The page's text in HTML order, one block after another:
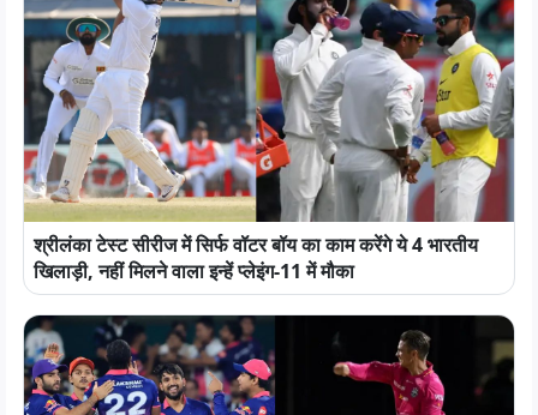
श्रीलंका टेस्ट सीरीज में सिर्फ वॉटर बॉय का काम करेंगे ये 4 भारतीय
खिलाड़ी, नहीं मिलने वाला इन्हें प्लेइंग-11 में मौका